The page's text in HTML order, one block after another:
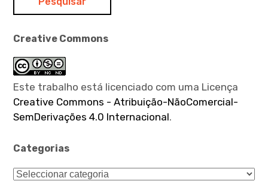
Creative Commons
Este trabalho está licenciado com uma Licença
Creative Commons - Atribuição-NãoComercial-
SemDerivações 4.0 Internacional.
Categorias
Categorias